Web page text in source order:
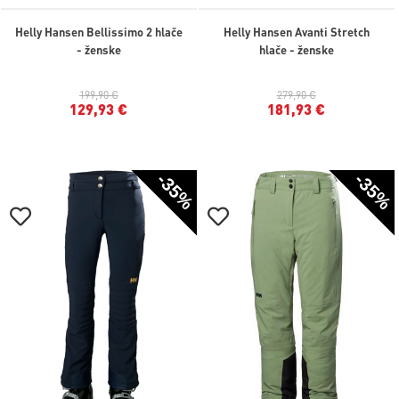
Helly Hansen Bellissimo 2 hlače
- ženske
199,90 €
129,93 €
Helly Hansen Avanti Stretch
hlače - ženske
279,90 €
181,93 €
-35% -35%